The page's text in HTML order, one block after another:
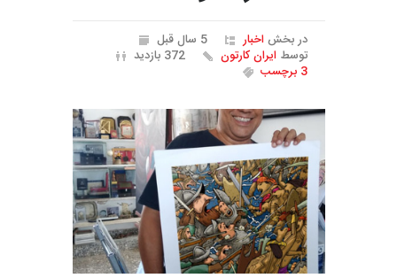
در بخش اخبار
5 سال قبل
توسط ایران کارتون
372 بازدید
3 برچسب